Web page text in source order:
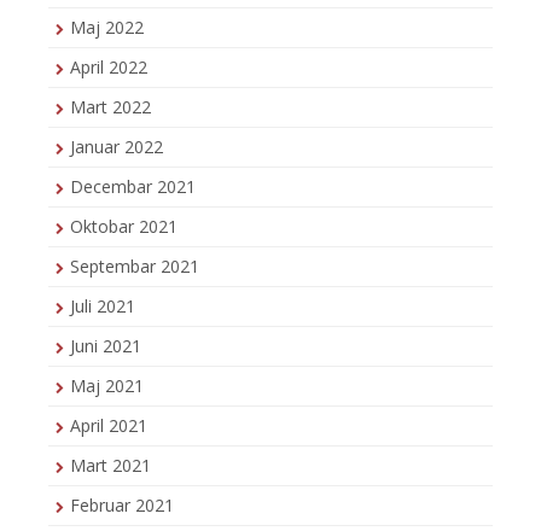
Maj 2022
April 2022
Mart 2022
Januar 2022
Decembar 2021
Oktobar 2021
Septembar 2021
Juli 2021
Juni 2021
Maj 2021
April 2021
Mart 2021
Februar 2021